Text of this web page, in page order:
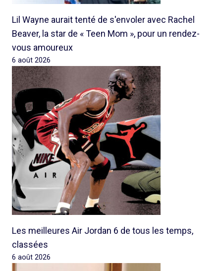
Lil Wayne aurait tenté de s'envoler avec Rachel
Beaver, la star de « Teen Mom », pour un rendez-
vous amoureux
6 août 2026
Les meilleures Air Jordan 6 de tous les temps,
classées
6 août 2026